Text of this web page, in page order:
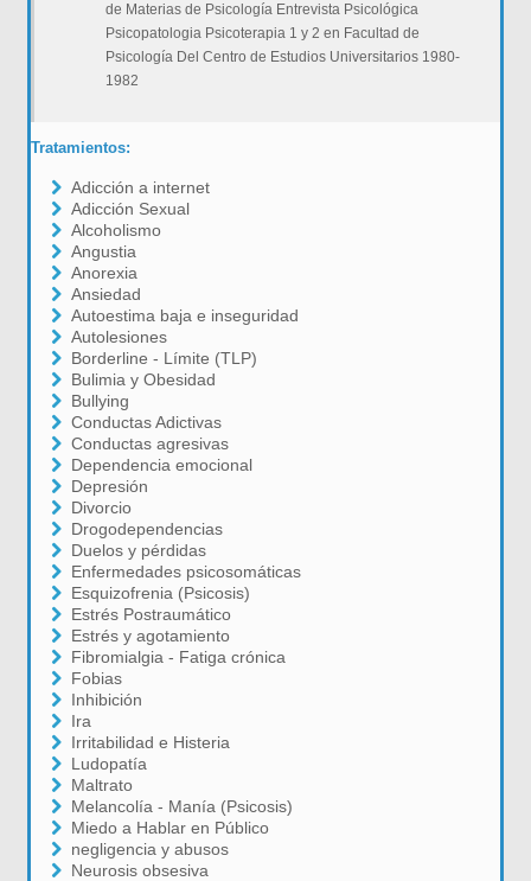
de Materias de Psicología Entrevista Psicológica
Psicopatologia Psicoterapia 1 y 2 en Facultad de
Psicología Del Centro de Estudios Universitarios 1980-
1982
Tratamientos:
Adicción a internet
Adicción Sexual
Alcoholismo
Angustia
Anorexia
Ansiedad
Autoestima baja e inseguridad
Autolesiones
Borderline - Límite (TLP)
Bulimia y Obesidad
Bullying
Conductas Adictivas
Conductas agresivas
Dependencia emocional
Depresión
Divorcio
Drogodependencias
Duelos y pérdidas
Enfermedades psicosomáticas
Esquizofrenia (Psicosis)
Estrés Postraumático
Estrés y agotamiento
Fibromialgia - Fatiga crónica
Fobias
Inhibición
Ira
Irritabilidad e Histeria
Ludopatía
Maltrato
Melancolía - Manía (Psicosis)
Miedo a Hablar en Público
negligencia y abusos
Neurosis obsesiva